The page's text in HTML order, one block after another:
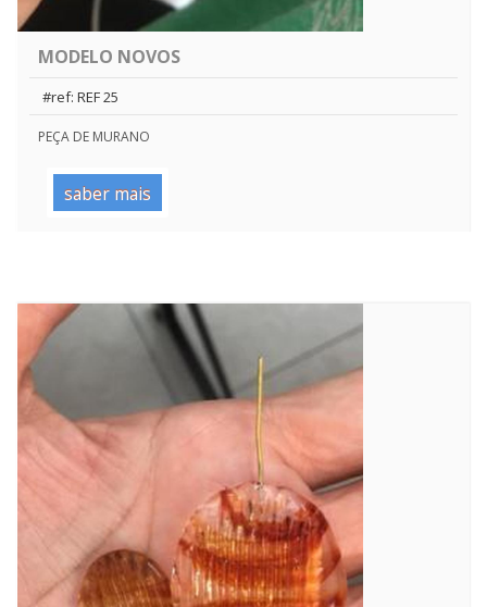
MODELO NOVOS
#ref: REF 25
PEÇA DE MURANO
saber mais